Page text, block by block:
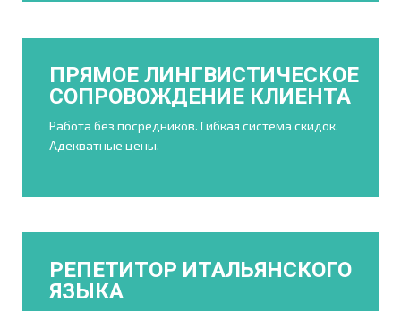
ПРЯМОЕ ЛИНГВИСТИЧЕСКОЕ
СОПРОВОЖДЕНИЕ КЛИЕНТА
Работа без посредников. Гибкая система скидок.
Адекватные цены.
РЕПЕТИТОР ИТАЛЬЯНСКОГО
ЯЗЫКА